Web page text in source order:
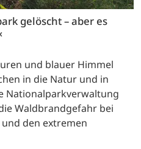
gelöscht – aber es
und blauer Himmel
in die Natur und in
Nationalparkverwaltung
Waldbrandgefahr bei
den extremen